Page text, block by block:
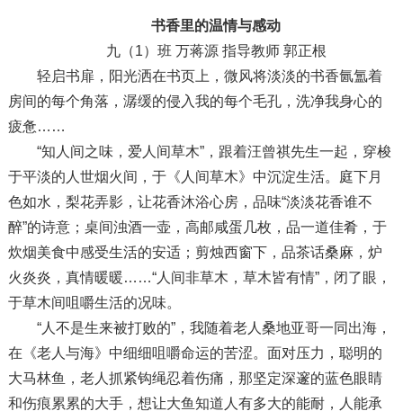
书香里的温情与感动
九（1）班 万蒋源 指导教师 郭正根
轻启书扉，阳光洒在书页上，微风将淡淡的书香氤氲着
房间的每个角落，潺缓的侵入我的每个毛孔，洗净我身心的
疲惫……
“知人间之味，爱人间草木”，跟着汪曾祺先生一起，穿梭
于平淡的人世烟火间，于《人间草木》中沉淀生活。庭下月
色如水，梨花弄影，让花香沐浴心房，品味“淡淡花香谁不
醉”的诗意；桌间浊酒一壶，高邮咸蛋几枚，品一道佳肴，于
炊烟美食中感受生活的安适；剪烛西窗下，品茶话桑麻，炉
火炎炎，真情暖暖……“人间非草木，草木皆有情”，闭了眼，
于草木间咀嚼生活的况味。
“人不是生来被打败的”，我随着老人桑地亚哥一同出海，
在《老人与海》中细细咀嚼命运的苦涩。面对压力，聪明的
大马林鱼，老人抓紧钩绳忍着伤痛，那坚定深邃的蓝色眼睛
和伤痕累累的大手，想让大鱼知道人有多大的能耐，人能承